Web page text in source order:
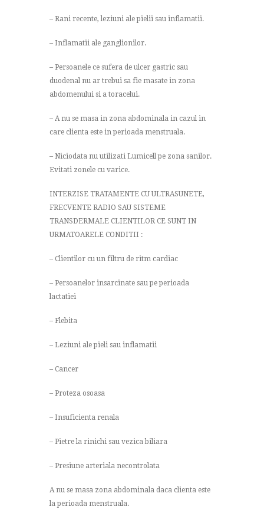
– Rani recente, leziuni ale pielii sau inflamatii.
– Inflamatii ale ganglionilor.
– Persoanele ce sufera de ulcer gastric sau
duodenal nu ar trebui sa fie masate in zona
abdomenului si a toracelui.
– A nu se masa in zona abdominala in cazul in
care clienta este in perioada menstruala.
– Niciodata nu utilizati Lumicell pe zona sanilor.
Evitati zonele cu varice.
INTERZISE TRATAMENTE CU ULTRASUNETE,
FRECVENTE RADIO SAU SISTEME
TRANSDERMALE CLIENTILOR CE SUNT IN
URMATOARELE CONDITII :
– Clientilor cu un filtru de ritm cardiac
– Persoanelor insarcinate sau pe perioada
lactatiei
– Flebita
– Leziuni ale pieli sau inflamatii
– Cancer
– Proteza osoasa
– Insuficienta renala
– Pietre la rinichi sau vezica biliara
– Presiune arteriala necontrolata
A nu se masa zona abdominala daca clienta este
la perioada menstruala.